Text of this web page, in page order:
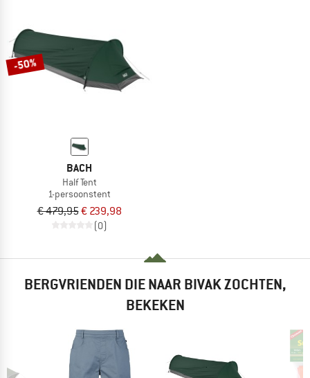
-50%
BACH
Half Tent
1-persoonstent
€ 479,95€ 239,98
(0)
BERGVRIENDEN DIE NAAR BIVAK ZOCHTEN,
BEKEKEN